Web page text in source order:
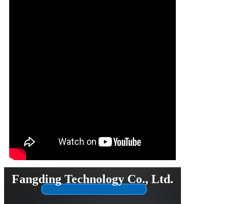
Fangding Technology Co., Ltd.